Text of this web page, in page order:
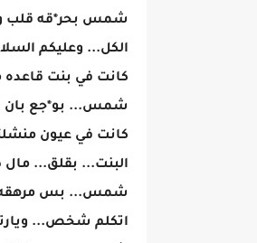
شمس بحر*قه قلب
الكل... وعليكم
كانت في بنت قاعده
شمس... بو*جع بان
كانت في عيون
البنت... بقلق... مال
شمس... بس
اتكلم شخص...